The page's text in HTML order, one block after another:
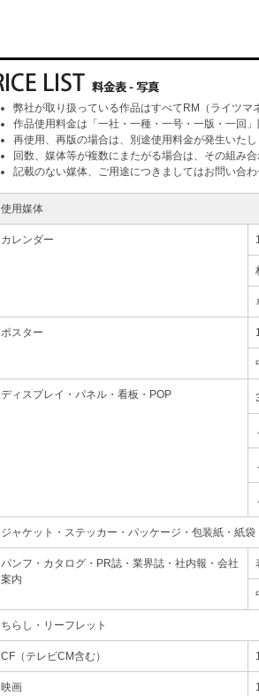
弊社が取り扱っている作品はすべてRM（ライツマ
作品使用料金は「一社・一種・一号・一版・一回」
再使用、再版の場合は、別途使用料金が発生いた
回数、媒体等が複数にまたがる場合は、その組み
記載のない媒体、ご用途につきましてはお問い合わ
使用媒体
カレンダー
ポスター
ディスプレイ・パネル・看板・POP
ジャケット・ステッカー・パッケージ・包装紙・紙袋
パンフ・カタログ・PR誌・業界誌・社内報・会社
案内
ちらし・リーフレット
CF（テレビCM含む）
映画